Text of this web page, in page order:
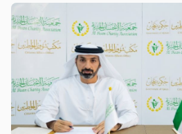
يتوافق مع أعلى معايير الرعاية الصحية